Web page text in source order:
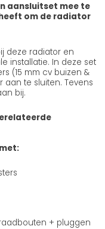
aansluitset mee te
om de radiator
deze radiator en
installatie. In deze set
(15 mm cv buizen &
aan te sluiten. Tevens
bij.
+ pluggen